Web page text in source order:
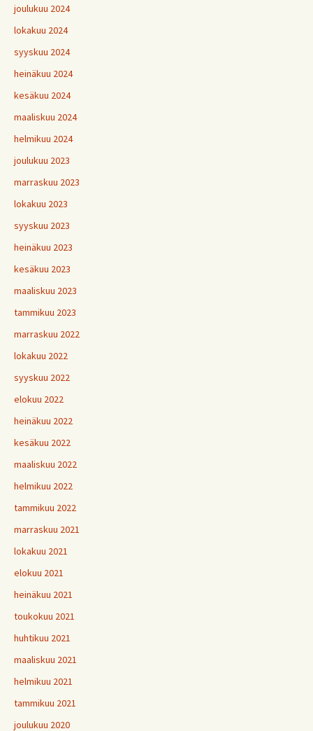
joulukuu 2024
lokakuu 2024
syyskuu 2024
heinäkuu 2024
kesäkuu 2024
maaliskuu 2024
helmikuu 2024
joulukuu 2023
marraskuu 2023
lokakuu 2023
syyskuu 2023
heinäkuu 2023
kesäkuu 2023
maaliskuu 2023
tammikuu 2023
marraskuu 2022
lokakuu 2022
syyskuu 2022
elokuu 2022
heinäkuu 2022
kesäkuu 2022
maaliskuu 2022
helmikuu 2022
tammikuu 2022
marraskuu 2021
lokakuu 2021
elokuu 2021
heinäkuu 2021
toukokuu 2021
huhtikuu 2021
maaliskuu 2021
helmikuu 2021
tammikuu 2021
joulukuu 2020